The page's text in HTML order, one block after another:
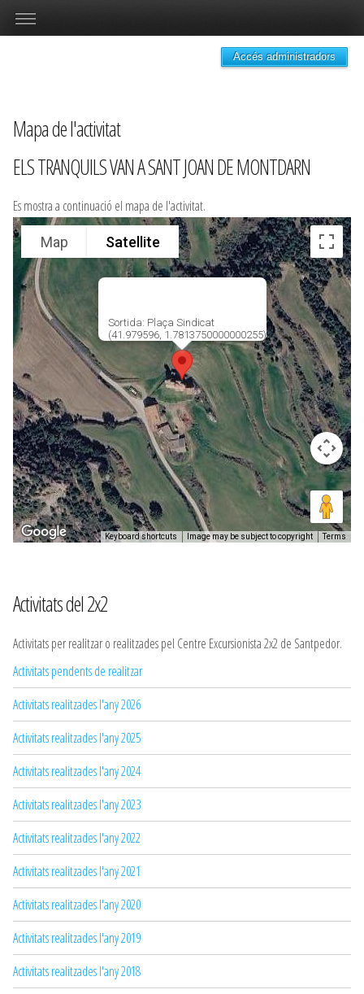
Accés administradors
Mapa de l'activitat
ELS TRANQUILS VAN A SANT JOAN DE MONTDARN
Es mostra a continuació el mapa de l'activitat.
Sortida: Plaça Sindicat
(41.979596, 1.7813750000000255)
Map Satellite
Keyboard shortcuts Image may be subject to copyright Terms
Activitats del 2x2
Activitats per realitzar o realitzades pel Centre Excursionista 2x2 de Santpedor.
Activitats pendents de realitzar
Activitats realitzades l'any 2026
Activitats realitzades l'any 2025
Activitats realitzades l'any 2024
Activitats realitzades l'any 2023
Activitats realitzades l'any 2022
Activitats realitzades l'any 2021
Activitats realitzades l'any 2020
Activitats realitzades l'any 2019
Activitats realitzades l'any 2018